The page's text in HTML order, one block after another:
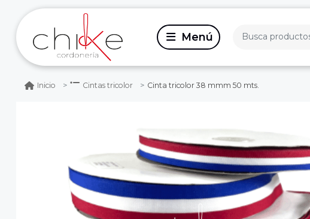
Inicio Cintas tricolor Cinta tricolor 38 mmm 50 mts.